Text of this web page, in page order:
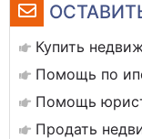
Купить
Помощь по
Помощь
Продать